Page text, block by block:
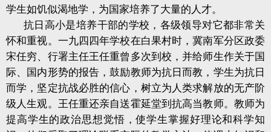
学生如饥似渴地学，为国家培养了大量的人才。
抗日高小是培养干部的学校，各级领导对它都非常关
怀和重视。一九四四年学校在白果村时，冀南军分区政委
宋任穷、行署主任王任重曾多次到校，并给师生作关于国
际、国内形势的报告，鼓励教师为抗日而教，学生为抗日
而学，坚定抗战必胜的信心，树立为人类求解放的无产阶
级人生观。王任重还亲自送霍延堂到抗高当教师。教师为
提高学生的政治思想觉悟，使学生掌握好理论和科学知